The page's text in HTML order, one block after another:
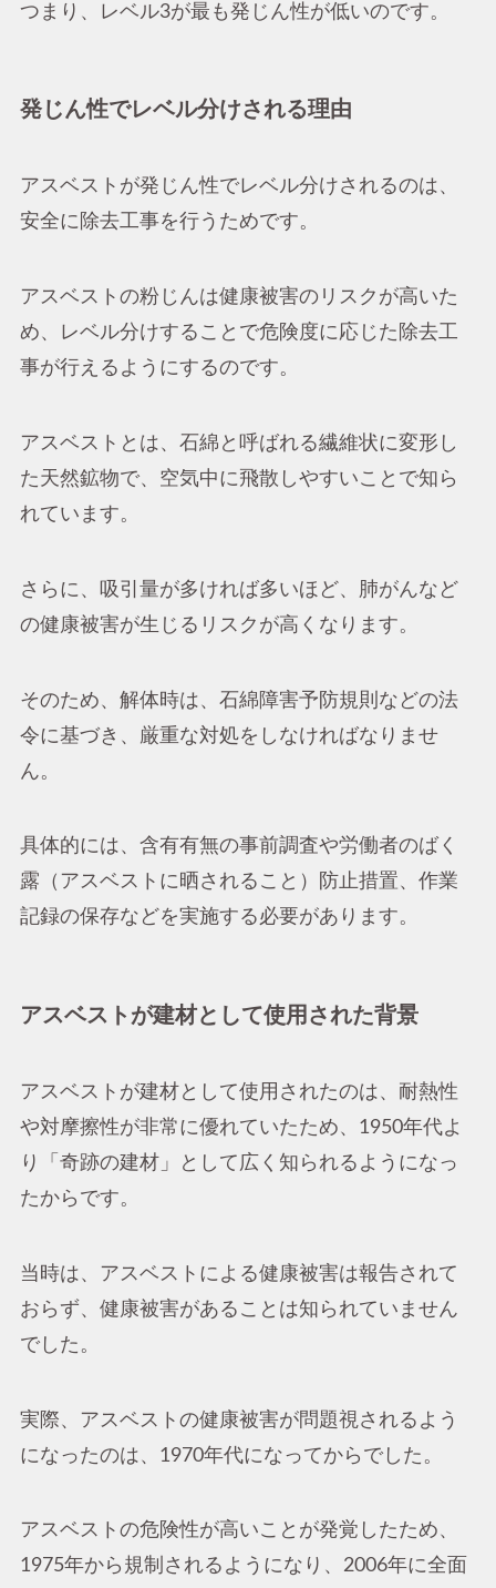
つまり、レベル3が最も発じん性が低いのです。
発じん性でレベル分けされる理由
アスベストが発じん性でレベル分けされるのは、
安全に除去工事を行うためです。
アスベストの粉じんは健康被害のリスクが高いた
め、レベル分けすることで危険度に応じた除去工
事が行えるようにするのです。
アスベストとは、石綿と呼ばれる繊維状に変形し
た天然鉱物で、空気中に飛散しやすいことで知ら
れています。
さらに、吸引量が多ければ多いほど、肺がんなど
の健康被害が生じるリスクが高くなります。
そのため、解体時は、石綿障害予防規則などの法
令に基づき、厳重な対処をしなければなりませ
ん。
具体的には、含有有無の事前調査や労働者のばく
露（アスベストに晒されること）防止措置、作業
記録の保存などを実施する必要があります。
アスベストが建材として使用された背景
アスベストが建材として使用されたのは、耐熱性
や対摩擦性が非常に優れていたため、1950年代よ
り「奇跡の建材」として広く知られるようになっ
たからです。
当時は、アスベストによる健康被害は報告されて
おらず、健康被害があることは知られていません
でした。
実際、アスベストの健康被害が問題視されるよう
になったのは、1970年代になってからでした。
アスベストの危険性が高いことが発覚したため、
1975年から規制されるようになり、2006年に全面